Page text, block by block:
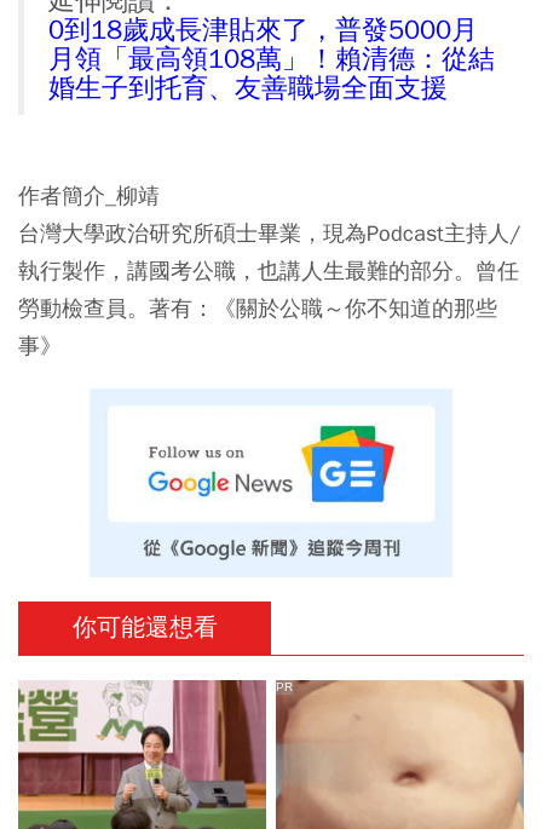
0到18歲成長津貼來了，普發5000月
月領「最高領108萬」！賴清德：從結
婚生子到托育、友善職場全面支援
作者簡介_柳靖
台灣大學政治研究所碩士畢業，現為Podcast主持人/
執行製作，講國考公職，也講人生最難的部分。曾任
勞動檢查員。著有：《關於公職～你不知道的那些
事》
你可能還想看
PR